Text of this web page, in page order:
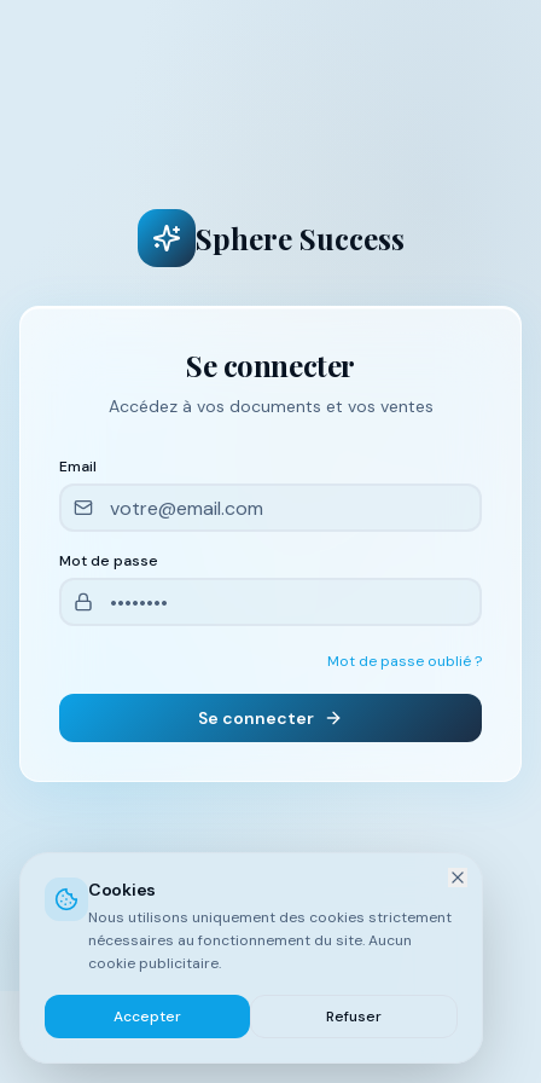
Sphere Success
Se connecter
Accédez à vos documents et vos ventes
Email
Mot de passe
Mot de passe oublié ?
Se connecter
Cookies
Nous utilisons uniquement des cookies strictement
nécessaires au fonctionnement du site. Aucun
cookie publicitaire.
Accepter Refuser